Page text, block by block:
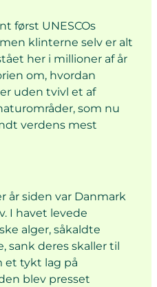
først UNESCOs
klinterne selv er alt
her i millioner af år
om, hvordan
uden tvivl et af
som nu
verdens mest
år siden var Danmark
I havet levede
alger, såkaldte
sank deres skaller til
et tykt lag på
blev presset